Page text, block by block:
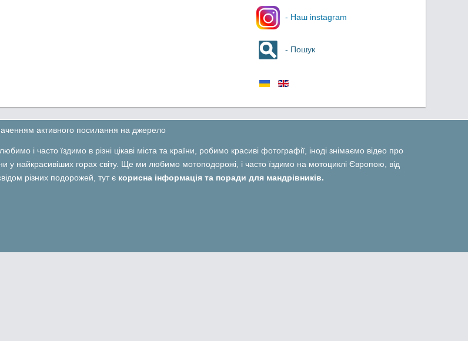
- Наш instagram
- Пошук
активного посилання на джерело
і часто їздимо в різні цікаві міста та країни, робимо красиві фотографії, іноді знімаємо відео про
у найкрасивіших горах світу. Ще ми любимо мотоподорожі, і часто їздимо на мотоциклі Європою, від
різних подорожей, тут є корисна інформація та поради для мандрівників.